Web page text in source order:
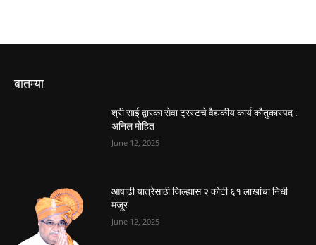
बातम्या
श्री साई द्वारका सेवा ट्रस्टचे वैद्यकीय कार्य कौतुकास्पद :
अनिल मोहित
June 12, 2025
आषाढी यात्रेसाठी जिल्ह्यास २ कोटी ६१ लाखांचा निधी
मंजूर
June 12, 2025